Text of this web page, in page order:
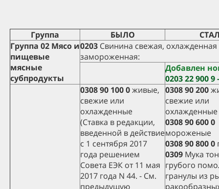
Группа БЫЛО
Группа 02 Мясо и
пищевые
мясные
субпродукты
0203 Свинина свежая,
замороженная:
Добавлен
0203 22 900 9
0308 90 100 0живые,
свежие или
охлажденные
(Ставка в редакции,
введенной в действие
с 1 сентября 2017
года решением
Совета ЕЭК от 11 мая
2017 года N 44. - См.
предыдущую
0308 90 200
свежие или
охлажденные
0308 90 600 0
мороженые
0308 90 800 0
0309 Мука
грубого
гранулы из